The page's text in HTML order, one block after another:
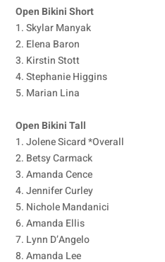
Open Bikini Short
1. Skylar Manyak
2. Elena Baron
3. Kirstin Stott
4. Stephanie Higgins
5. Marian Lina
Open Bikini Tall
1. Jolene Sicard *Overall
2. Betsy Carmack
3. Amanda Cence
4. Jennifer Curley
5. Nichole Mandanici
6. Amanda Ellis
7. Lynn D’Angelo
8. Amanda Lee